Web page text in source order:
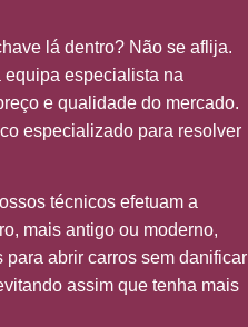
lá dentro? Não se aflija.
equipa especialista na
e qualidade do mercado.
especializado para resolver
técnicos efetuam a
mais antigo ou moderno,
abrir carros sem danificar
assim que tenha mais